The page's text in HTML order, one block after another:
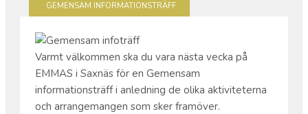
GEMENSAM INFORMATIONSTRÄFF
Varmt välkommen ska du vara nästa vecka på
EMMAS i Saxnäs för en Gemensam
informationsträff i anledning de olika aktiviteterna
och arrangemangen som sker framöver.